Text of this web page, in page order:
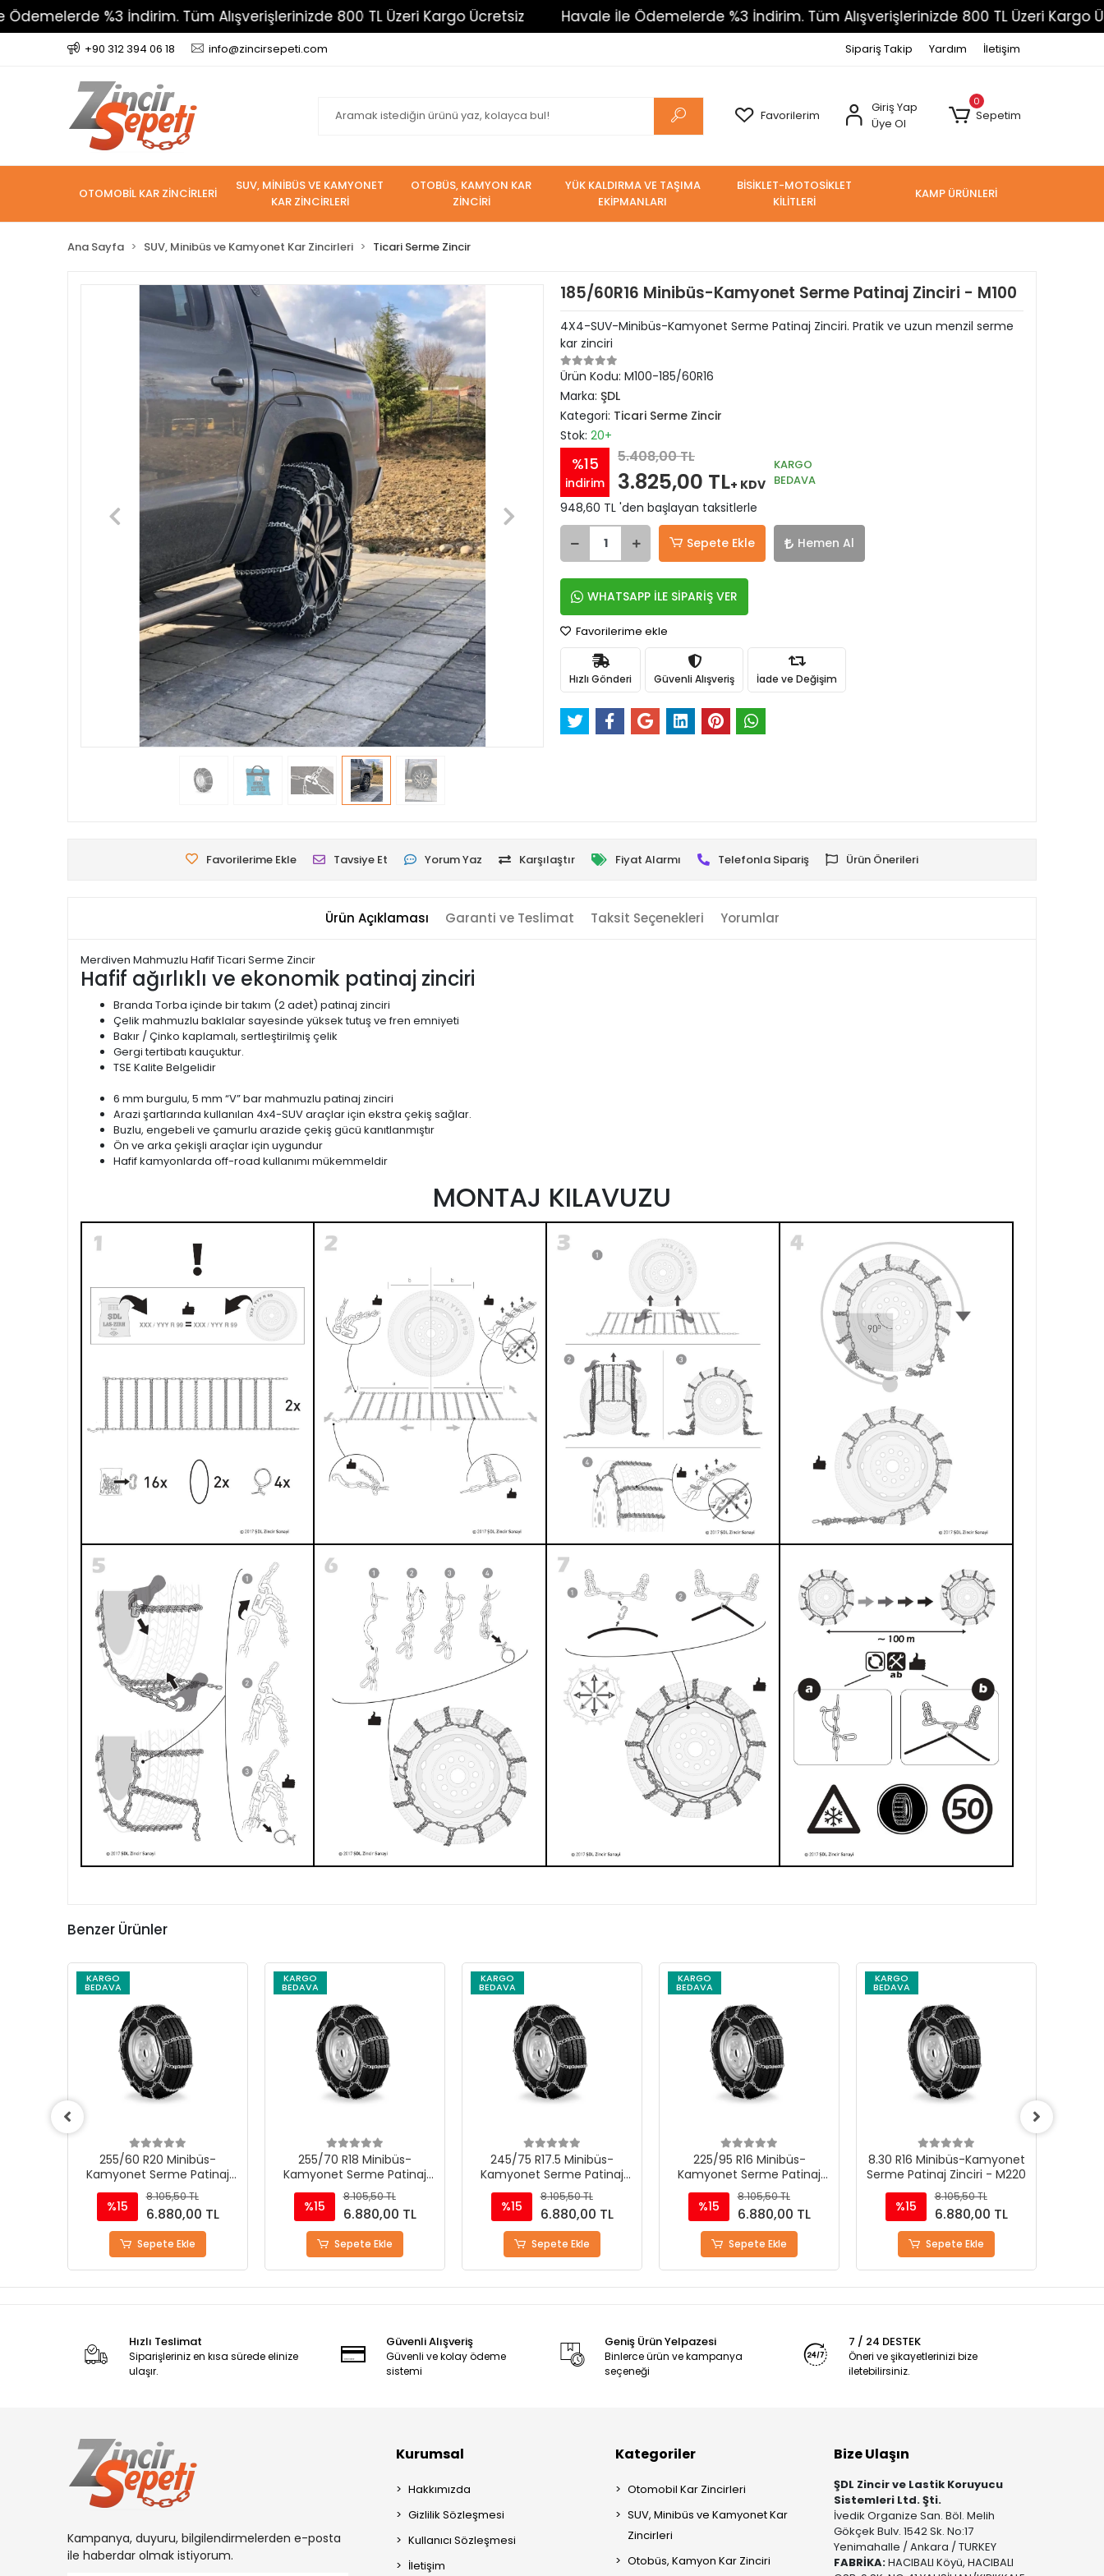
%3 İndirim. Tüm Alışverişlerinizde 800 TL Üzeri Kargo Ücretsiz Havale İle Ödemelerde %3 İndirim. Tüm Alışverişlerinizde 800 TL Üzeri Kargo Ücretsiz
+90 312 394 06 18 info@zincirsepeti.com Sipariş Takip Yardım İletişim
Favorilerim
Giriş Yap
Üye Ol
0
Sepetim
OTOMOBİL KAR ZİNCİRLERİ
SUV, MİNİBÜS VE KAMYONET
KAR ZİNCİRLERİ
OTOBÜS, KAMYON KAR
ZİNCİRİ
YÜK KALDIRMA VE TAŞIMA
EKİPMANLARI
BİSİKLET-MOTOSİKLET
KİLİTLERİ
KAMP ÜRÜNLERİ
Ana Sayfa SUV, Minibüs ve Kamyonet Kar Zincirleri Ticari Serme Zincir
185/60R16 Minibüs-Kamyonet Serme Patinaj Zinciri - M100
4X4-SUV-Minibüs-Kamyonet Serme Patinaj Zinciri. Pratik ve uzun menzil serme
kar zinciri
Ürün Kodu: M100-185/60R16
Marka: ŞDL
Kategori: Ticari Serme Zincir
Stok: 20+
%15
indirim
5.408,00 TL
3.825,00 TL+ KDV
KARGO
BEDAVA
948,60 TL 'den başlayan taksitlerle
Sepete Ekle Hemen Al
WHATSAPP İLE SİPARİŞ VER
Favorilerime ekle
Hızlı Gönderi Güvenli Alışveriş İade ve Değişim
Favorilerime Ekle Tavsiye Et Yorum Yaz Karşılaştır Fiyat Alarmı Telefonla Sipariş Ürün Önerileri
Ürün Açıklaması Garanti ve Teslimat Taksit Seçenekleri Yorumlar
Merdiven Mahmuzlu Hafif Ticari Serme Zincir
Hafif ağırlıklı ve ekonomik patinaj zinciri
Branda Torba içinde bir takım (2 adet) patinaj zinciri
Çelik mahmuzlu baklalar sayesinde yüksek tutuş ve fren emniyeti
Bakır / Çinko kaplamalı, sertleştirilmiş çelik
Gergi tertibatı kauçuktur.
TSE Kalite Belgelidir
6 mm burgulu, 5 mm “V” bar mahmuzlu patinaj zinciri
Arazi şartlarında kullanılan 4x4-SUV araçlar için ekstra çekiş sağlar.
Buzlu, engebeli ve çamurlu arazide çekiş gücü kanıtlanmıştır
Ön ve arka çekişli araçlar için uygundur
Hafif kamyonlarda off-road kullanımı mükemmeldir
MONTAJ KILAVUZU
Benzer Ürünler
KARGO
BEDAVA
255/60 R20 Minibüs-
Kamyonet Serme Patinaj
Zinciri - M220
%15
8.105,50 TL
6.880,00 TL
Sepete Ekle
KARGO
BEDAVA
255/70 R18 Minibüs-
Kamyonet Serme Patinaj
Zinciri - M220
%15
8.105,50 TL
6.880,00 TL
Sepete Ekle
KARGO
BEDAVA
245/75 R17.5 Minibüs-
Kamyonet Serme Patinaj
Zinciri - M220
%15
8.105,50 TL
6.880,00 TL
Sepete Ekle
KARGO
BEDAVA
225/95 R16 Minibüs-
Kamyonet Serme Patinaj
Zinciri - M220
%15
8.105,50 TL
6.880,00 TL
Sepete Ekle
KARGO
BEDAVA
8.30 R16 Minibüs-Kamyonet
Serme Patinaj Zinciri - M220
%15
8.105,50 TL
6.880,00 TL
Sepete Ekle
Hızlı Teslimat
Siparişleriniz en kısa sürede elinize
ulaşır.
Güvenli Alışveriş
Güvenli ve kolay ödeme
sistemi
Geniş Ürün Yelpazesi
Binlerce ürün ve kampanya
seçeneği
7 / 24 DESTEK
Öneri ve şikayetlerinizi bize
iletebilirsiniz.
Kampanya, duyuru, bilgilendirmelerden e-posta
ile haberdar olmak istiyorum.
Kurumsal
Hakkımızda
Gizlilik Sözleşmesi
Kullanıcı Sözleşmesi
İletişim
Kategoriler
Otomobil Kar Zincirleri
SUV, Minibüs ve Kamyonet Kar
Zincirleri
Otobüs, Kamyon Kar Zinciri
Bize Ulaşın
ŞDL Zincir ve Lastik Koruyucu
Sistemleri Ltd. Şti.
İvedik Organize San. Böl. Melih
Gökçek Bulv. 1542 Sk. No:17
Yenimahalle / Ankara / TURKEY
FABRİKA:HACIBALI Köyü, HACIBALI